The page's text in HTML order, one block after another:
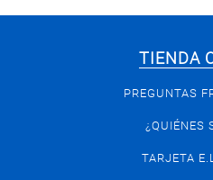
TIENDA
PREGUNTAS
¿QUIÉNES
TARJETA